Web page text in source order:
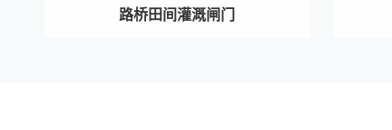
路桥田间灌溉闸门